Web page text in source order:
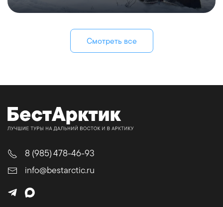
Смотреть все
8 (985) 478-46-93
info@bestarctic.ru